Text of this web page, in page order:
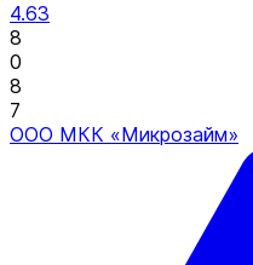
4.63
8
0
8
7
ООО МКК «Микрозайм»